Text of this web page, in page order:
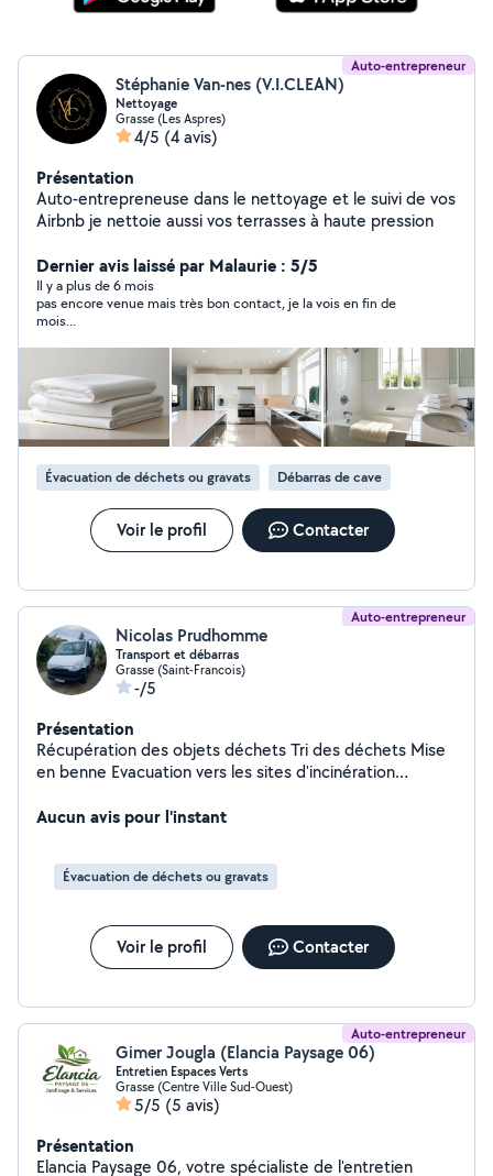
Auto-entrepreneur
Stéphanie Van-nes (V.I.CLEAN)
Nettoyage
Grasse (Les Aspres)
4/5 (4 avis)
Présentation
Auto-entrepreneuse dans le nettoyage et le suivi de vos
Airbnb je nettoie aussi vos terrasses à haute pression
Dernier avis laissé par Malaurie : 5/5
Il y a plus de 6 mois
pas encore venue mais très bon contact, je la vois en fin de
mois...
Évacuation de déchets ou gravats Débarras de cave
Voir le profil Contacter
Auto-entrepreneur
Nicolas Prudhomme
Transport et débarras
Grasse (Saint-Francois)
-/5
Présentation
Récupération des objets déchets Tri des déchets Mise
en benne Evacuation vers les sites d'incinération
les sites de transformations spécifiques
Aucun avis pour l'instant
Évacuation de déchets ou gravats
Voir le profil Contacter
Auto-entrepreneur
Gimer Jougla (Elancia Paysage 06)
Entretien Espaces Verts
Grasse (Centre Ville Sud-Ouest)
5/5 (5 avis)
Présentation
Elancia Paysage 06, votre spécialiste de l'entretien